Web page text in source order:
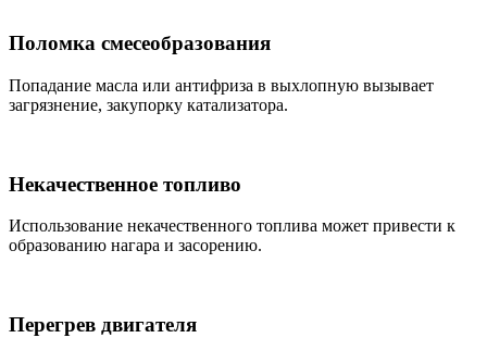
Поломка смесеобразования
Попадание масла или антифриза в выхлопную вызывает
загрязнение, закупорку катализатора.
Некачественное топливо
Использование некачественного топлива может привести к
образованию нагара и засорению.
Перегрев двигателя